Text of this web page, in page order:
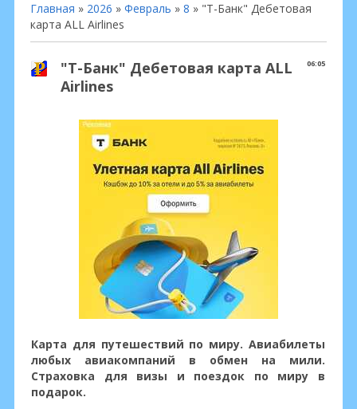
Главная » 2026 » Февраль » 8 » "Т-Банк" Дебетовая
карта ALL Airlines
06:05
"Т-Банк" Дебетовая карта ALL
Airlines
Карта для путешествий по миру. Авиабилеты
любых авиакомпаний в обмен на мили.
Страховка для визы и поездок по миру в
подарок.